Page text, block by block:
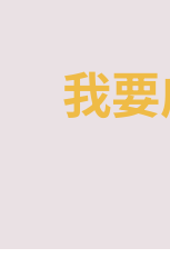
我